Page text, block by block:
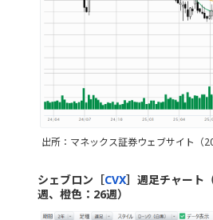
出所：マネックス証券ウェブサイト（
シェブロン［CVX］週足チャート
週、橙色：26週）